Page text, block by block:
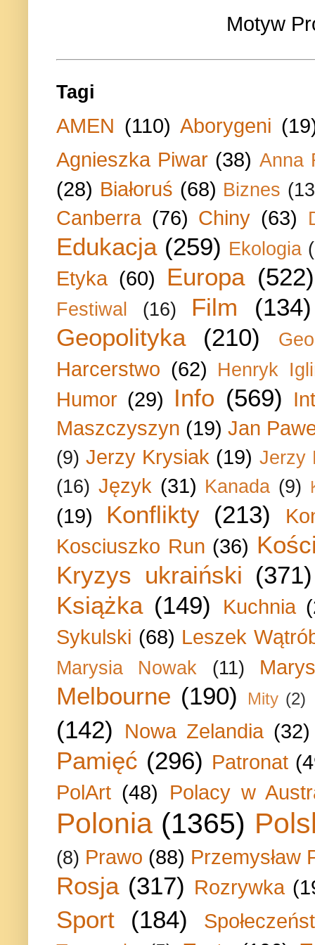
Motyw
Tagi
AMEN (110) Aborygeni
Agnieszka Piwar (38) Anna
(28) Białoruś (68) Biznes
Canberra (76) Chiny (63)
Edukacja (259) Ekologia
Etyka (60) Europa (522)
Festiwal (16) Film
(134)
Geopolityka
(210)
Harcerstwo (62) Henryk
Humor (29) Info (569)
Maszczyszyn (19) Jan
(9) Jerzy Krysiak (19) Jerzy
(16) Język (31) Kanada (9)
(19) Konflikty (213)
Kosciuszko Run (36)
Kryzys ukraiński (371)
Książka (149) Kuchnia
Sykulski (68) Leszek
Marysia Nowak (11)
Melbourne (190) Mity (2)
(142) Nowa Zelandia (32)
Pamięć (296) Patronat
PolArt (48) Polacy w
Polonia (1365)
(8) Prawo (88) Przemysław
Rosja (317) Rozrywka
Sport (184)